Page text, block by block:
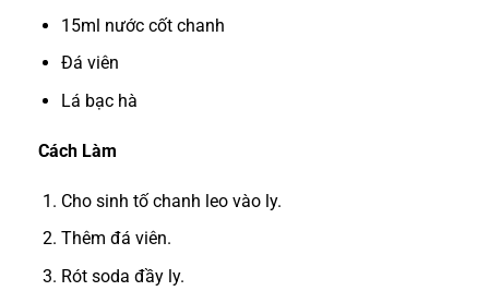
15ml nước cốt chanh
Đá viên
Lá bạc hà
Cách Làm
Cho sinh tố chanh leo vào ly.
Thêm đá viên.
Rót soda đầy ly.